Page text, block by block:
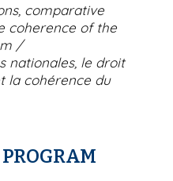
comparative
coherence of the
/
nationales, le droit
la cohérence du